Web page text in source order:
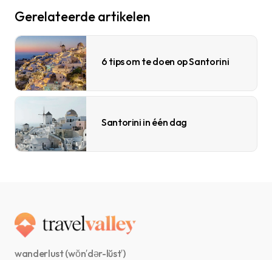
Gerelateerde artikelen
6 tips om te doen op Santorini
Santorini in één dag
wanderlust (wŏn′dər-lŭst′)